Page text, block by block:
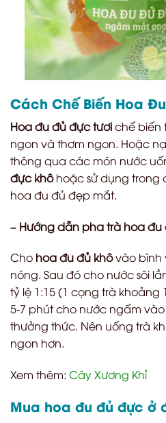
Cách Chế Biến Hoa
Hoa đu đủ đực tươichế biến
ngon và thơm ngon. Hoặc
thông qua các món nước
đực khôhoặc sử dụng trong
hoa đu đủ đẹp mắt.
– Hướng dẫn pha trà hoa đu
Cho hoa đu đủ khôvào bình
nóng. Sau đó cho nước sôi
tỷ lệ 1:15 (1 cọng trà khoảng
5-7 phút cho nước ngấm
thưởng thức. Nên uống trà
ngon hơn.
Xem thêm: Cây Xương Khỉ
Mua hoa đu đủ đực ở